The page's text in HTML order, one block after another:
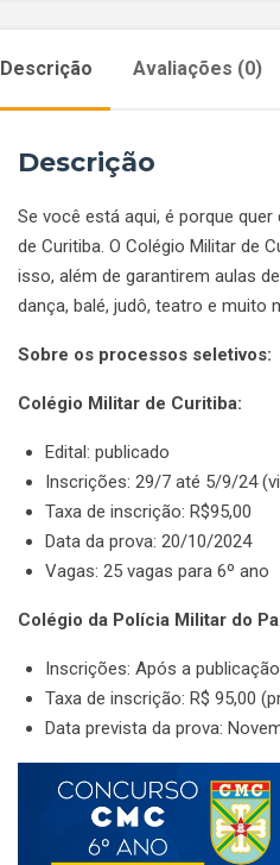
Descrição Avaliações (0)
Descrição
Se você está aqui, é porque
de Curitiba. O Colégio Militar de
isso, além de garantirem aulas
dança, balé, judô, teatro e muito
Sobre os processos seletivos:
Colégio Militar de Curitiba:
Edital: publicado
Inscrições: 29/7 até 5/9/24
Taxa de inscrição: R$95,00
Data da prova: 20/10/2024
Vagas: 25 vagas para 6º ano
Colégio da Polícia Militar do
Inscrições: Após a
Taxa de inscrição: R$ 95,00
Data prevista da prova: